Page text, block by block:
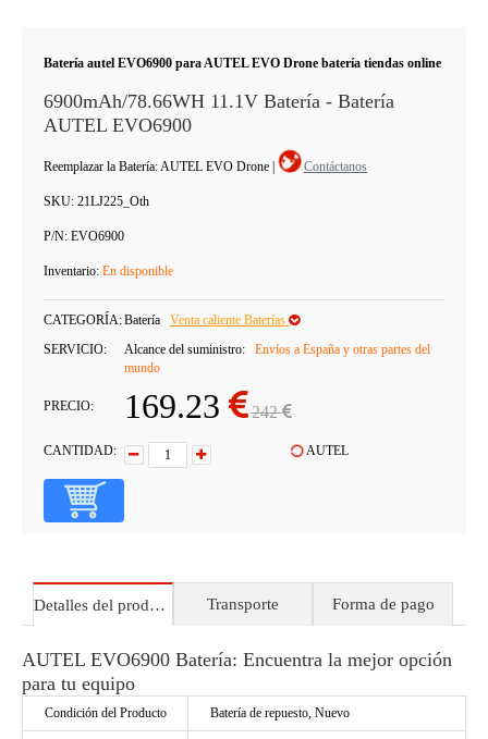
Batería autel EVO6900 para AUTEL EVO Drone batería tiendas online
6900mAh/78.66WH 11.1V Batería - Batería
AUTEL EVO6900
Reemplazar la Batería: AUTEL EVO Drone Contáctanos
SKU: 21LJ225_Oth
P/N: EVO6900
Inventario: En disponible
CATEGORÍA:Batería
Venta caliente Baterías
SERVICIO:
Alcance del suministro:
Envíos a España y otras partes del
mundo
PRECIO: 169.23 242
CANTIDAD: AUTEL
Detalles del producto Transporte Forma de pago
AUTEL EVO6900 Batería: Encuentra la mejor opción
para tu equipo
Condición del Producto Batería de repuesto, Nuevo